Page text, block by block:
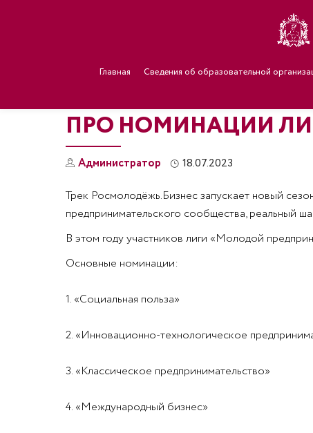
Главная Сведения об образовательной
ПРО НОМИНАЦИИ
Администратор 18.07.2023
Трек Росмолодёжь.Бизнес запускает новый
предпринимательского сообщества, реальный
В этом году участников лиги «Молодой
Основные номинации:
1. «Социальная польза»
2. «Инновационно-технологическое
3. «Классическое предпринимательство»
4. «Международный бизнес»